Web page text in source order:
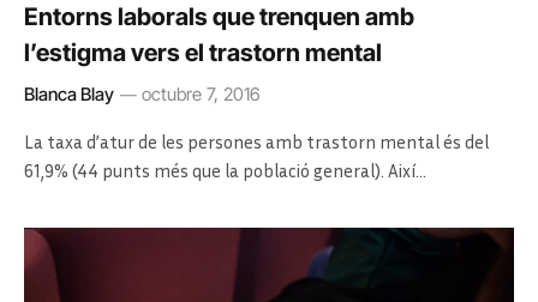
Entorns laborals que trenquen amb
l’estigma vers el trastorn mental
Blanca Blay octubre 7, 2016
La taxa d’atur de les persones amb trastorn mental és del
61,9% (44 punts més que la població general). Així…